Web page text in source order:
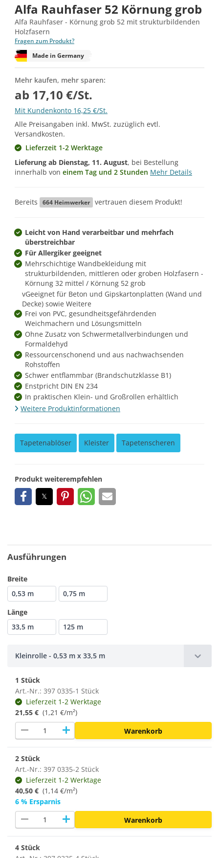
Alfa Rauhfaser 52 Körnung grob
Alfa Rauhfaser - Körnung grob 52 mit strukturbildenden
Holzfasern
Fragen zum Produkt?
Made in Germany
Mehr kaufen, mehr sparen:
ab 17,10 €/St.
Mit Kundenkonto 16,25 €/St.
Alle Preisangaben inkl. MwSt. zuzüglich evtl.
Versandkosten.
Lieferzeit 1-2 Werktage
Lieferung ab Dienstag, 11. August, bei Bestellung
innerhalb von einem Tag und 2 Stunden Mehr Details
Bereits 664 Heimwerker vertrauen diesem Produkt!
Leicht von Hand verarbeitbar und mehrfach
überstreichbar
Für Allergiker geeignet
Mehrschichtige Wandbekleidung mit
strukturbildenden, mittleren oder groben Holzfasern -
Körnung 32 mittel / Körnung 52 grob
vGeeignet für Beton und Gipskartonplatten (Wand und
Decke) sowie Weitere
Frei von PVC, gesundheitsgefährdenden
Weichmachern und Lösungsmitteln
Ohne Zusatz von Schwermetallverbindungen und
Formaldehyd
Ressourcenschonend und aus nachwachsenden
Rohstoffen
Schwer entflammbar (Brandschutzklasse B1)
Enstpricht DIN EN 234
In praktischen Klein- und Großrollen erhältlich
Weitere Produktinformationen
Tapetenablöser Kleister Tapetenscheren
Produkt weiterempfehlen
Ausführungen
Breite
0,53 m
0,75 m
Länge
33,5 m
125 m
Kleinrolle - 0,53 m x 33,5 m
1 Stück
Art.-Nr.: 397 0335-1 Stück
Lieferzeit 1-2 Werktage
21,55 € (1,21 €/m²)
remove add Warenkorb
2 Stück
Art.-Nr.: 397 0335-2 Stück
Lieferzeit 1-2 Werktage
40,50 € (1,14 €/m²)
6 % Ersparnis
remove add Warenkorb
4 Stück